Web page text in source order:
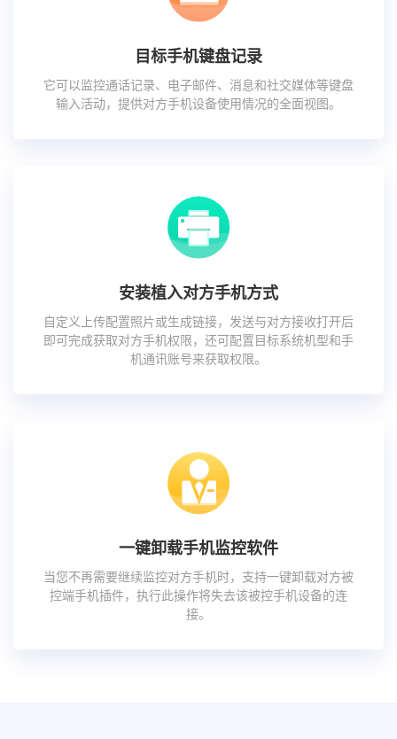
目标手机键盘记录
它可以监控通话记录、电子邮件、消息和社交媒体等键盘
输入活动，提供对方手机设备使用情况的全面视图。
安装植入对方手机方式
自定义上传配置照片或生成链接，发送与对方接收打开后
即可完成获取对方手机权限，还可配置目标系统机型和手
机通讯账号来获取权限。
一键卸载手机监控软件
当您不再需要继续监控对方手机时，支持一键卸载对方被
控端手机插件，执行此操作将失去该被控手机设备的连
接。